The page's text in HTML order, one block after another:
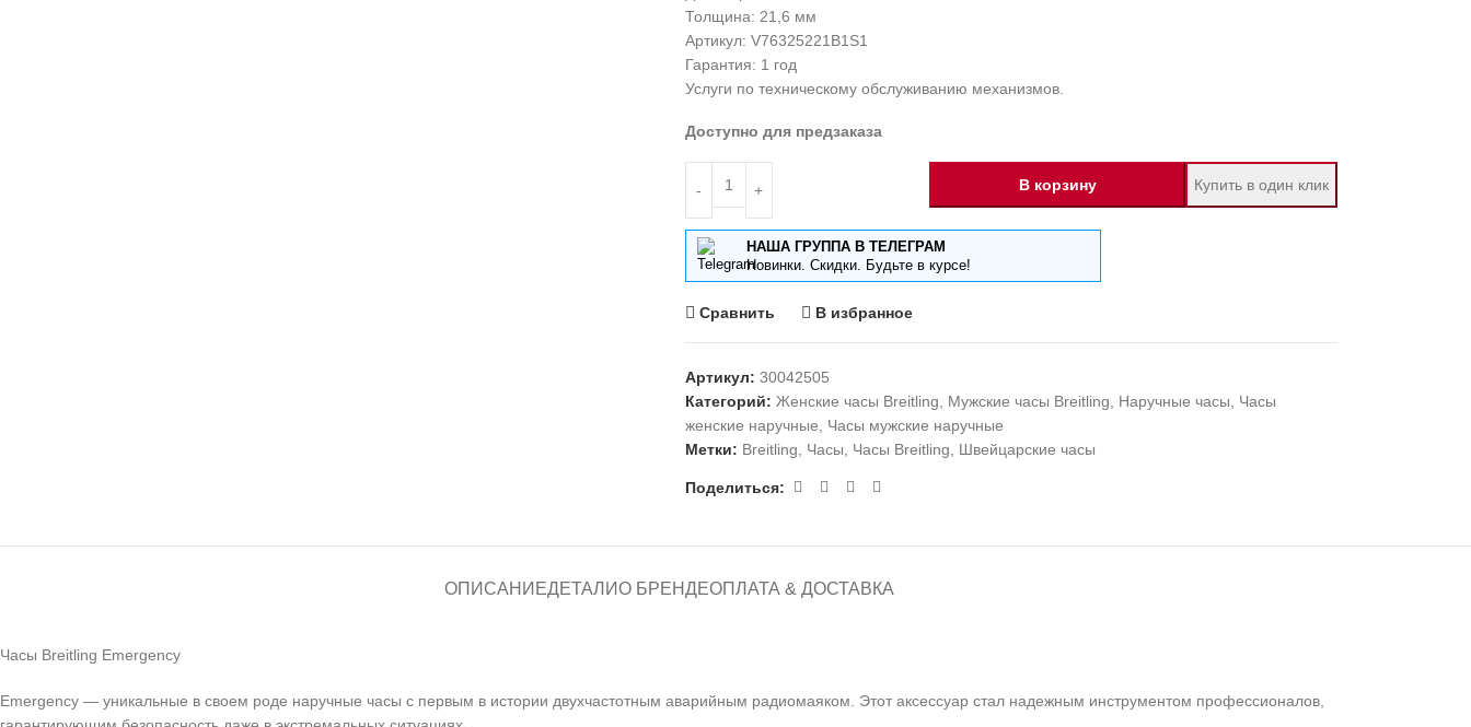
Толщина: 21,6 мм
Артикул: V76325221B1S1
Гарантия: 1 год
Услуги по техническому обслуживанию механизмов.
Доступно для предзаказа
В корзину Купить в один клик
НАША ГРУППА В ТЕЛЕГРАМ
Новинки. Скидки. Будьте в курсе!
Сравнить В избранное
Артикул: 30042505
Категорий: Женские часы Breitling Мужские часы Breitling Наручные часы
Часы
женские наручные
Часы мужские наручные
Метки: Breitling Часы Часы Breitling Швейцарские часы
Поделиться:
ОПИСАНИЕДЕТАЛИО БРЕНДЕОПЛАТА & ДОСТАВКА
Часы Breitling Emergency
Emergency — уникальные в своем роде наручные часы с первым в истории двухчастотным аварийным радиомаяком. Этот аксессуар стал надежным инструментом профессионалов,